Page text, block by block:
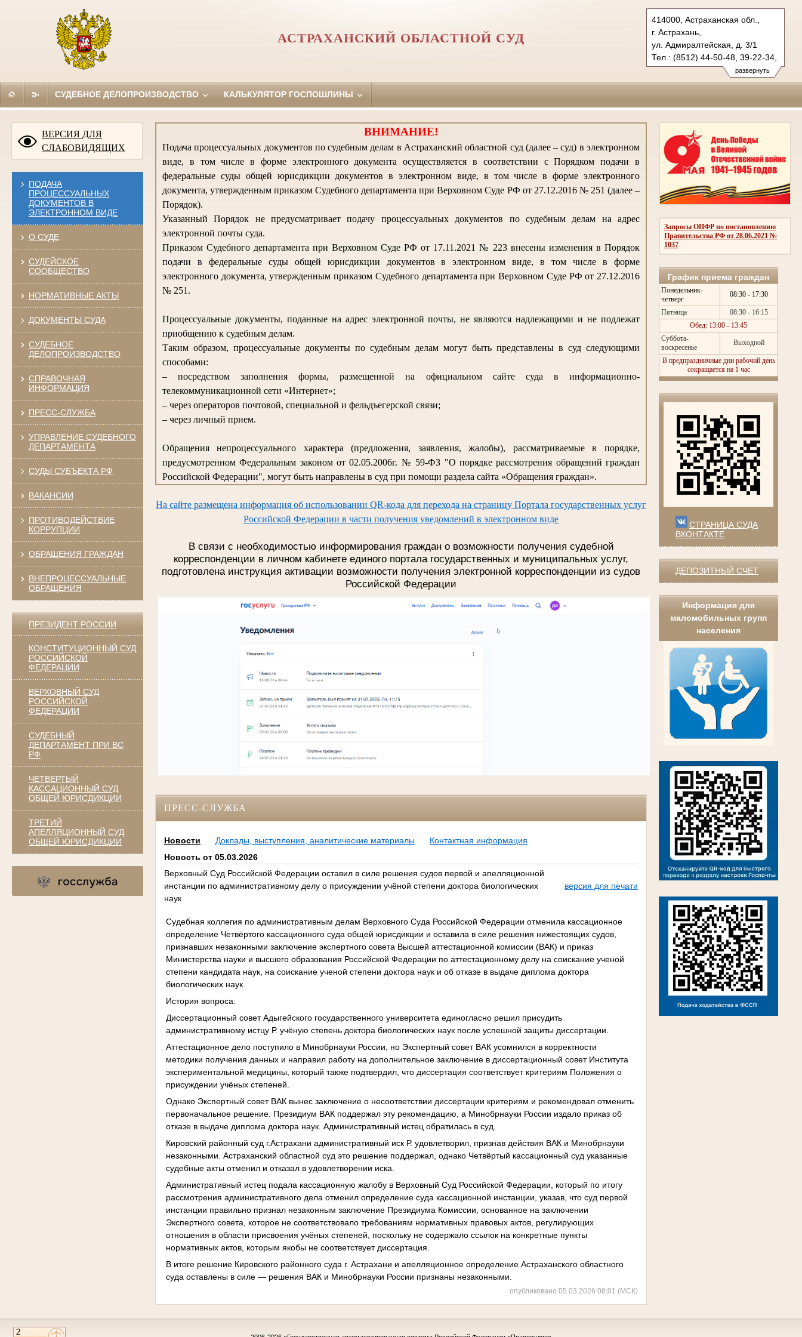
развернуть
414000, Астраханская обл.,
г. Астрахань,
ул. Адмиралтейская, д. 3/1
Тел.: (8512) 44-50-48, 39-22-34,
39-53-07
oblsud.ast@sudrf.ru
АСТРАХАНСКИЙ ОБЛАСТНОЙ СУД
СУДЕБНОЕ ДЕЛОПРОИЗВОДСТВО КАЛЬКУЛЯТОР ГОСПОШЛИНЫ
ВЕРСИЯ ДЛЯ
СЛАБОВИДЯЩИХ
ПОДАЧА
ПРОЦЕССУАЛЬНЫХ
ДОКУМЕНТОВ В
ЭЛЕКТРОННОМ ВИДЕ
О СУДЕ
СУДЕЙСКОЕ
СООБЩЕСТВО
НОРМАТИВНЫЕ АКТЫ
ДОКУМЕНТЫ СУДА
СУДЕБНОЕ
ДЕЛОПРОИЗВОДСТВО
СПРАВОЧНАЯ
ИНФОРМАЦИЯ
ПРЕСС-СЛУЖБА
УПРАВЛЕНИЕ СУДЕБНОГО
ДЕПАРТАМЕНТА
СУДЫ СУБЪЕКТА РФ
ВАКАНСИИ
ПРОТИВОДЕЙСТВИЕ
КОРРУПЦИИ
ОБРАЩЕНИЯ ГРАЖДАН
ВНЕПРОЦЕССУАЛЬНЫЕ
ОБРАЩЕНИЯ
ПРЕЗИДЕНТ РОССИИ
КОНСТИТУЦИОННЫЙ СУД
РОССИЙСКОЙ
ФЕДЕРАЦИИ
ВЕРХОВНЫЙ СУД
РОССИЙСКОЙ
ФЕДЕРАЦИИ
СУДЕБНЫЙ
ДЕПАРТАМЕНТ ПРИ ВС
РФ
ЧЕТВЕРТЫЙ
КАССАЦИОННЫЙ СУД
ОБЩЕЙ ЮРИСДИКЦИИ
ТРЕТИЙ
АПЕЛЛЯЦИОННЫЙ СУД
ОБЩЕЙ ЮРИСДИКЦИИ
Запросы ОПФР по постановлению
Правительства РФ от 28.06.2021 №
1037
График приема граждан
Понедельник-
четверг
08:30 - 17:30
Пятница
08:30 - 16:15
Обед: 13:00 - 13:45
Суббота-
воскресенье
Выходной
В предпраздничные дни рабочий день
сокращается на 1 час
СТРАНИЦА СУДА
ВКОНТАКТЕ
ДЕПОЗИТНЫЙ СЧЕТ
Информация для
маломобильных групп
населения
ВНИМАНИЕ!
Подача процессуальных документов по судебным делам в Астраханский областной суд (далее – суд) в электронном
виде, в том числе в форме электронного документа осуществляется в соответствии с Порядком подачи в
федеральные суды общей юрисдикции документов в электронном виде, в том числе в форме электронного
документа, утвержденным приказом Судебного департамента при Верховном Суде РФ от 27.12.2016 № 251 (далее –
Порядок).
Указанный Порядок не предусматривает подачу процессуальных документов по судебным делам на адрес
электронной почты суда.
Приказом Судебного департамента при Верховном Суде РФ от 17.11.2021 № 223 внесены изменения в Порядок
подачи в федеральные суды общей юрисдикции документов в электронном виде, в том числе в форме
электронного документа, утвержденным приказом Судебного департамента при Верховном Суде РФ от 27.12.2016
№ 251.
Процессуальные документы, поданные на адрес электронной почты, не являются надлежащими и не подлежат
приобщению к судебным делам.
Таким образом, процессуальные документы по судебным делам могут быть представлены в суд следующими
способами:
– посредством заполнения формы, размещенной на официальном сайте суда в информационно-
телекоммуникационной сети «Интернет»;
– через операторов почтовой, специальной и фельдъегерской связи;
– через личный прием.
Обращения непроцессуального характера (предложения, заявления, жалобы), рассматриваемые в порядке,
предусмотренном Федеральным законом от 02.05.2006г. № 59-ФЗ "О порядке рассмотрения обращений граждан
Российской Федерации", могут быть направлены в суд при помощи раздела сайта «Обращения граждан».
На сайте размещена информация об использовании QR-кода для перехода на страницу Портала государственных услуг
Российской Федерации в части получения уведомлений в электронном виде
В связи с необходимостью информирования граждан о возможности получения судебной
корреспонденции в личном кабинете единого портала государственных и муниципальных услуг,
подготовлена инструкция активации возможности получения электронной корреспонденции из судов
Российской Федерации
ПРЕСС-СЛУЖБА
Новости Доклады, выступления, аналитические материалы
Контактная информация
Новость от 05.03.2026
Верховный Суд Российской Федерации оставил в силе решения судов первой и апелляционной
инстанции по административному делу о присуждении учёной степени доктора биологических
наук
версия для печати
Судебная коллегия по административным делам Верховного Суда Российской Федерации отменила кассационное
определение Четвёртого кассационного суда общей юрисдикции и оставила в силе решения нижестоящих судов,
признавших незаконными заключение экспертного совета Высшей аттестационной комиссии (ВАК) и приказ
Министерства науки и высшего образования Российской Федерации по аттестационному делу на соискание ученой
степени кандидата наук, на соискание ученой степени доктора наук и об отказе в выдаче диплома доктора
биологических наук.
История вопроса:
Диссертационный совет Адыгейского государственного университета единогласно решил присудить
административному истцу Р. учёную степень доктора биологических наук после успешной защиты диссертации.
Аттестационное дело поступило в Минобрнауки России, но Экспертный совет ВАК усомнился в корректности
методики получения данных и направил работу на дополнительное заключение в диссертационный совет Института
экспериментальной медицины, который также подтвердил, что диссертация соответствует критериям Положения о
присуждении учёных степеней.
Однако Экспертный совет ВАК вынес заключение о несоответствии диссертации критериям и рекомендовал отменить
первоначальное решение. Президиум ВАК поддержал эту рекомендацию, а Минобрнауки России издало приказ об
отказе в выдаче диплома доктора наук. Административный истец обратилась в суд.
Кировский районный суд г.Астрахани административный иск Р. удовлетворил, признав действия ВАК и Минобрнауки
незаконными. Астраханский областной суд это решение поддержал, однако Четвёртый кассационный суд указанные
судебные акты отменил и отказал в удовлетворении иска.
Административный истец подала кассационную жалобу в Верховный Суд Российской Федерации, который по итогу
рассмотрения административного дела отменил определение суда кассационной инстанции, указав, что суд первой
инстанции правильно признал незаконным заключение Президиума Комиссии, основанное на заключении
Экспертного совета, которое не соответствовало требованиям нормативных правовых актов, регулирующих
отношения в области присвоения учёных степеней, поскольку не содержало ссылок на конкретные пункты
нормативных актов, которым якобы не соответствует диссертация.
В итоге решение Кировского районного суда г. Астрахани и апелляционное определение Астраханского областного
суда оставлены в силе — решения ВАК и Минобрнауки России признаны незаконными.
опубликовано 05.03.2026 08:01 (МСК)